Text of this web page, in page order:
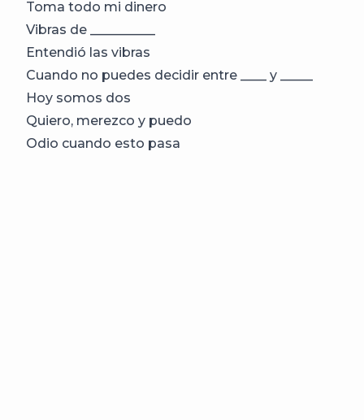
Toma todo mi dinero
Vibras de __________
Entendió las vibras
Cuando no puedes decidir entre ____ y ​​_____
Hoy somos dos
Quiero, merezco y puedo
Odio cuando esto pasa